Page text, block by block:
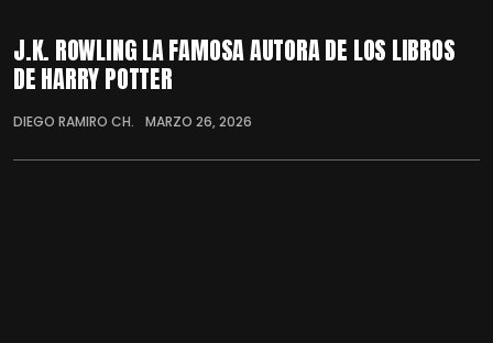
J.K. ROWLING LA FAMOSA AUTORA DE LOS LIBROS
DE HARRY POTTER
DIEGO RAMIRO CH. MARZO 26, 2026